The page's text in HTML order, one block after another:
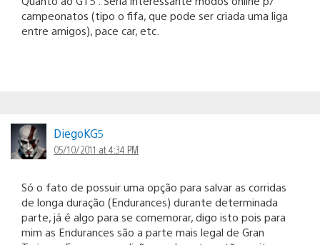
campeonatos (tipo o fifa, que pode ser criada uma liga
entre amigos), pace car, etc.
DiegoKG5
05/10/2011 at 4:34 PM
Só o fato de possuir uma opção para salvar as corridas
de longa duração (Endurances) durante determinada
parte, já é algo para se comemorar, digo isto pois para
mim as Endurances são a parte mais legal de Gran